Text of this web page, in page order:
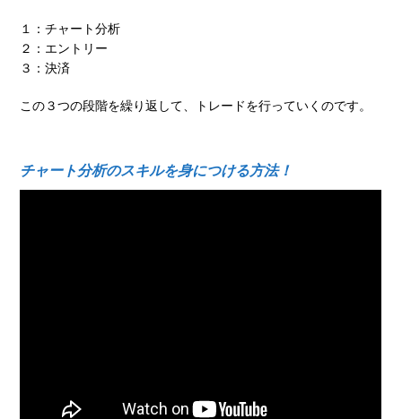
１：チャート分析
２：エントリー
３：決済
この３つの段階を繰り返して、トレードを行っていくのです。
チャート分析のスキルを身につける方法！